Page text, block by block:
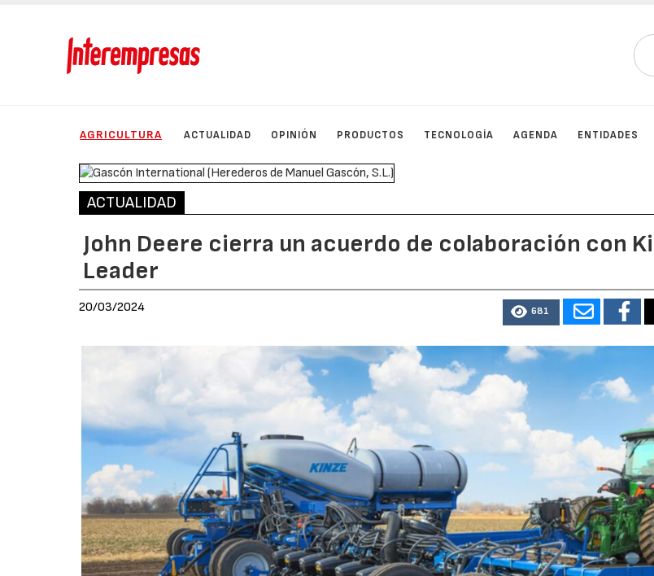
AGRICULTURA ACTUALIDAD OPINIÓN PRODUCTOS TECNOLOGÍA AGENDA ENTIDADES
ACTUALIDAD
John Deere cierra un acuerdo de colaboración con
Leader
20/03/2024 681